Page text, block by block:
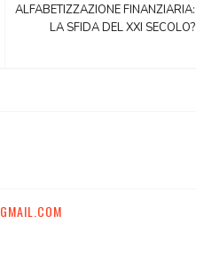
ALFABETIZZAZIONE FINANZIARIA:
LA SFIDA DEL XXI SECOLO?